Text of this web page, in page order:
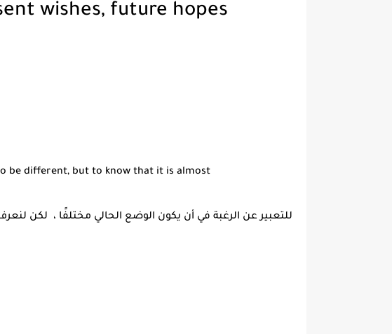
wishes, future hopes
be different, but to know that it is almost
للتعبير عن الرغبة في أن يكون الوضع الحالي مختلفًا ، لكن